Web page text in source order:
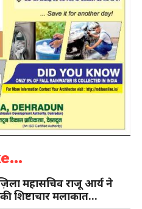
महासचिव राजू आर्य ने
शिष्टाचार मलाकात…